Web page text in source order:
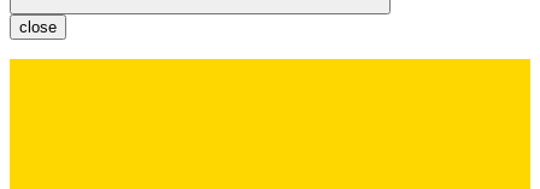
close